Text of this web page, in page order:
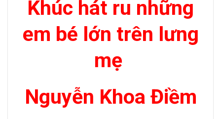
Khúc hát ru những
em bé lớn trên lưng
mẹ
Nguyễn Khoa Điềm